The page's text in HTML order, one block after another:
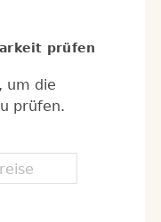
prüfen
um die
prüfen.